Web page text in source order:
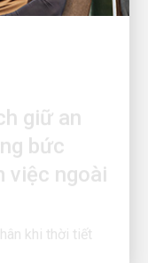
bức
ngoài
khi thời tiết